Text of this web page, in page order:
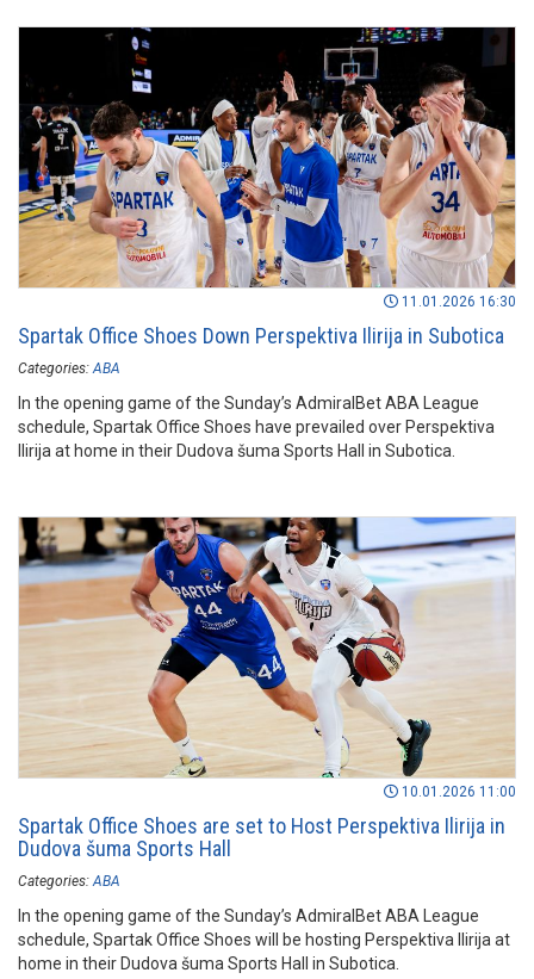
11.01.2026 16:30
Spartak Office Shoes Down Perspektiva Ilirija in Subotica
Categories: ABA
In the opening game of the Sunday’s AdmiralBet ABA League
schedule, Spartak Office Shoes have prevailed over Perspektiva
Ilirija at home in their Dudova šuma Sports Hall in Subotica.
10.01.2026 11:00
Spartak Office Shoes are set to Host Perspektiva Ilirija in
Dudova šuma Sports Hall
Categories: ABA
In the opening game of the Sunday’s AdmiralBet ABA League
schedule, Spartak Office Shoes will be hosting Perspektiva Ilirija at
home in their Dudova šuma Sports Hall in Subotica.